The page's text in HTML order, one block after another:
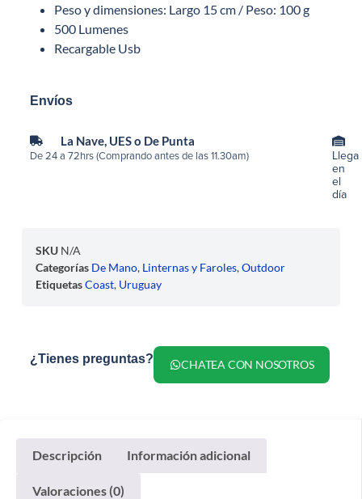
Peso y dimensiones: Largo 15 cm / Peso: 100 g
500 Lumenes
Recargable Usb
Envíos
La Nave, UES o De Punta
De 24 a 72hrs (Comprando antes de las 11.30am)
Llega
en
el
día
SKU N/A
Categorías De Mano, Linternas y Faroles,Outdoor
EtiquetasCoast, Uruguay
¿Tienes preguntas? CHATEA CON NOSOTROS
Descripción Información adicional
Valoraciones (0)